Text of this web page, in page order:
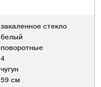
закаленное стекло
белый
поворотные
4
чугун
59 см